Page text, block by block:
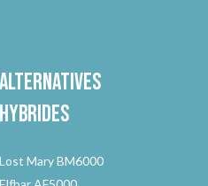
Alternatives
hybrides
Lost Mary BM6000